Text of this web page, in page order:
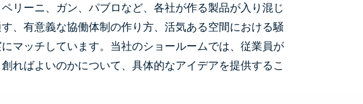
リーニ、ガン、パブロなど、各社が作る製品が入り混じ
、有意義な協働体制の作り方、活気ある空間における騒
マッチしています。当社のショールームでは、従業員が
ればよいのかについて、具体的なアイデアを提供するこ